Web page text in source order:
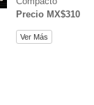
Precio MX$310
Ver Más